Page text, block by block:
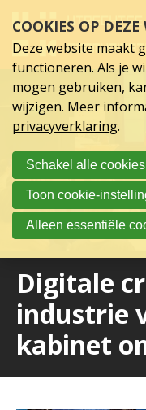
links
over
Spring
hoofd
inhoud
Spring
naar
hoofdnavigatie
Digitale
industrie
kabinet
COOKIES OP DEZE
Deze website maakt
functioneren. Als je
mogen gebruiken,
wijzigen. Meer
privacyverklaring.
Schakel alle
Toon cookie-
Alleen essentiële